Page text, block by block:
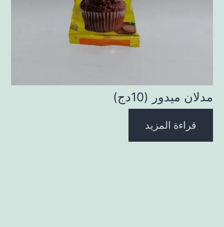
مدلان ميدور (10دج)
قراءة المزيد